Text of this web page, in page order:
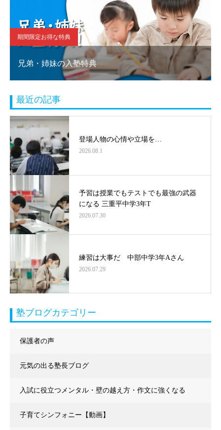
期間限定お得な特典
兄弟・姉妹の入塾特典
最近の記事
登場人物の心情や立場を…
2026.08.1
予習は授業でもテストでも最強の武器
になる 三重平中学3年T
2026.07.30
練習は大事だ 中部中学3年Aさん
2026.07.29
塾ブログカテゴリー
保護者の声
元気の出る塾長ブログ
入試に役立つメンタル・壁の越え方・作文に強くなる
子育てシンフォニー【動画】